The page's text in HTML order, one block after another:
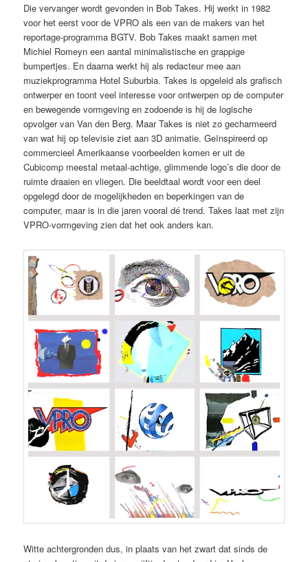
Die vervanger wordt gevonden in Bob Takes. Hij werkt in 1982
voor het eerst voor de VPRO als een van de makers van het
reportage-programma BGTV. Bob Takes maakt samen met
Michiel Romeyn een aantal minimalistische en grappige
bumpertjes. En daarna werkt hij als redacteur mee aan
muziekprogramma Hotel Suburbia. Takes is opgeleid als grafisch
ontwerper en toont veel interesse voor ontwerpen op de computer
en bewegende vormgeving en zodoende is hij de logische
opvolger van Van den Berg. Maar Takes is niet zo gecharmeerd
van wat hij op televisie ziet aan 3D animatie. Geïnspireerd op
commercieel Amerikaanse voorbeelden komen er uit de
Cubicomp meestal metaal-achtige, glimmende logo’s die door de
ruimte draaien en vliegen. Die beeldtaal wordt voor een deel
opgelegd door de mogelijkheden en beperkingen van de
computer, maar is in die jaren vooral dé trend. Takes laat met zijn
VPRO-vormgeving zien dat het ook anders kan.
Witte achtergronden dus, in plaats van het zwart dat sinds de